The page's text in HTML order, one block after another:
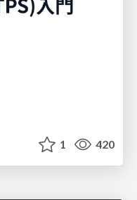
1 420